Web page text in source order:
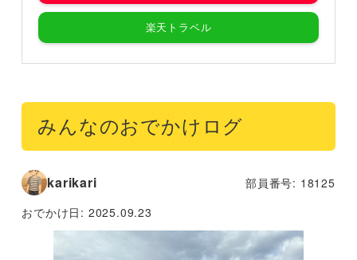
楽天トラベル
みんなのおでかけログ
karikari
部員番号: 18125
おでかけ日: 2025.09.23